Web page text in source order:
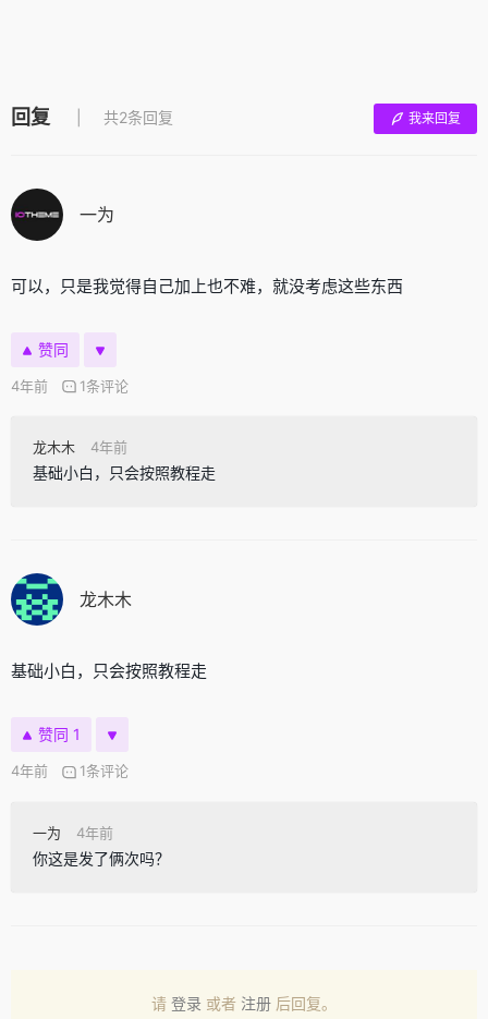
回复 共2条回复 我来回复
一为
可以，只是我觉得自己加上也不难，就没考虑这些东西
赞同
4年前 1条评论
龙木木 4年前
基础小白，只会按照教程走
龙木木
基础小白，只会按照教程走
赞同 1
4年前 1条评论
一为 4年前
你这是发了俩次吗？
请 登录 或者 注册 后回复。